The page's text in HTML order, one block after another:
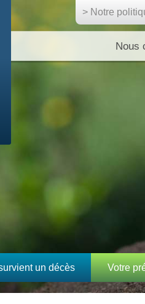
> Notre
Nous
un décès Votre